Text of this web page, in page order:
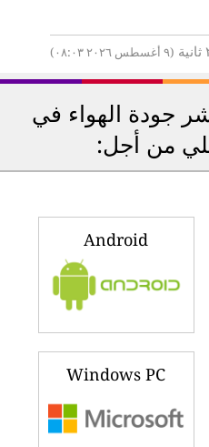
جودة الهواء في
من أجل:
Android
Windows PC